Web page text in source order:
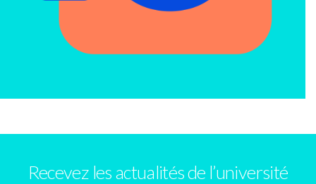
Recevez les actualités de l’université